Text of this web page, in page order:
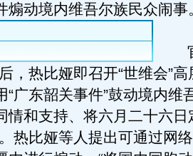
煽动境内维吾尔族民众闹事
官
，热比娅即召开“世维会”
“广东韶关事件”鼓动境内维
情和支持、将六月二十六日
热比娅等人提出可通过网